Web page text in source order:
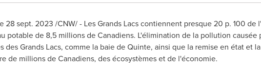
28 sept. 2023 /CNW/ - Les Grands Lacs contiennent presque 20 p. 100
potable de 8,5 millions de Canadiens. L'élimination de la pollution
des Grands Lacs, comme la baie de Quinte, ainsi que la remise en état et
de millions de Canadiens, des écosystèmes et de l'économie.